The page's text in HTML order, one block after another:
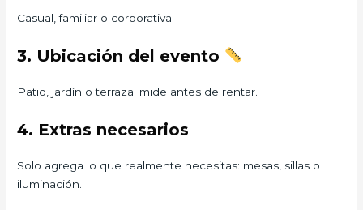
Casual, familiar o corporativa.
3. Ubicación del evento
Patio, jardín o terraza: mide antes de rentar.
4. Extras necesarios
Solo agrega lo que realmente necesitas: mesas, sillas o
iluminación.